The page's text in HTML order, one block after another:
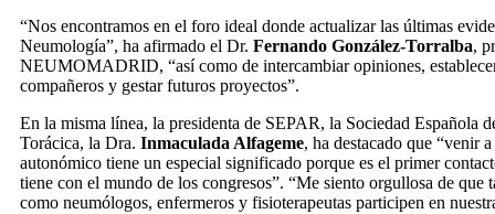
“Nos encontramos en el foro ideal donde actualizar las últimas
Neumología”, ha afirmado el Dr. Fernando González-Torralba,
NEUMOMADRID, “así como de intercambiar opiniones,
compañeros y gestar futuros proyectos”.
En la misma línea, la presidenta de SEPAR, la Sociedad Española
Torácica, la Dra. Inmaculada Alfageme, ha destacado que “venir
autonómico tiene un especial significado porque es el primer
tiene con el mundo de los congresos”. “Me siento orgullosa de que
como neumólogos, enfermeros y fisioterapeutas participen en